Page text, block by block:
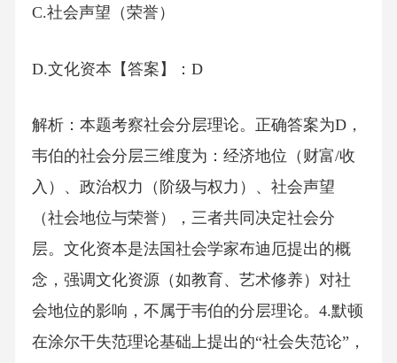
C.社会声望（荣誉）
D.文化资本【答案】：D
解析：本题考察社会分层理论。正确答案为D，
韦伯的社会分层三维度为：经济地位（财富/收
入）、政治权力（阶级与权力）、社会声望
（社会地位与荣誉），三者共同决定社会分
层。文化资本是法国社会学家布迪厄提出的概
念，强调文化资源（如教育、艺术修养）对社
会地位的影响，不属于韦伯的分层理论。4.默顿
在涂尔干失范理论基础上提出的“社会失范论”，